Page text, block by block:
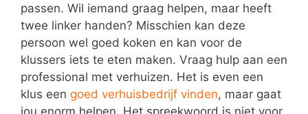
passen. Wil iemand graag helpen, maar heeft
twee linker handen? Misschien kan deze
persoon wel goed koken en kan voor de
klussers iets te eten maken. Vraag hulp aan een
professional met verhuizen. Het is even een
klus een goed verhuisbedrijf vinden, maar gaat
jou enorm helpen. Het spreekwoord is niet voor